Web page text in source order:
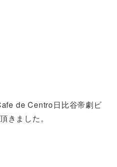
de Centro日比谷帝劇ビ
きました。